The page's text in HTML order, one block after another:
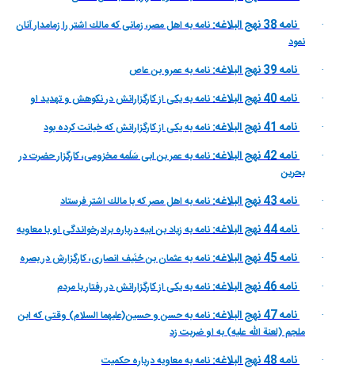
· نامه 38 نهج البلاغه:
نامه به اهل مصر، زمانى كه مالك اشتر را زمامدار آنان
نمود
· نامه 39 نهج البلاغه: نامه به عمرو بن عاص
· نامه 40 نهج البلاغه: نامه به يكى از كارگزارانش در نكوهش و تهديد او
· نامه 41 نهج البلاغه: نامه به يكى از كارگزارانش كه خيانت كرده بود
· نامه 42 نهج البلاغه:
نامه به عمر بن ابى سَلَمه مخزومى، كارگزار حضرت در
بحرين
· نامه 43 نهج البلاغه: نامه به اهل مصر كه با مالك اشتر فرستاد
· نامه 44 نهج البلاغه: نامه به زياد بن ابيه درباره برادرخواندگى او با معاويه
· نامه 45 نهج البلاغه: نامه به عثمان بن حُنَيف انصارى، كارگزارش در بصره
· نامه 46 نهج البلاغه: نامه به يكى از كارگزارانش در رفتار با مردم
· نامه 47 نهج البلاغه:
نامه به حسن و حسين(عليهما السلام) وقتى كه ابن
ملجم (لعنة اللّه عليه) به او ضربت زد
· نامه 48 نهج البلاغه: نامه به معاويه درباره حكميت